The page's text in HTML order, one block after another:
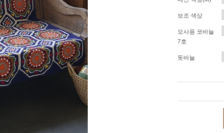
보조 색상
모사용 코바늘
7호
돗바늘